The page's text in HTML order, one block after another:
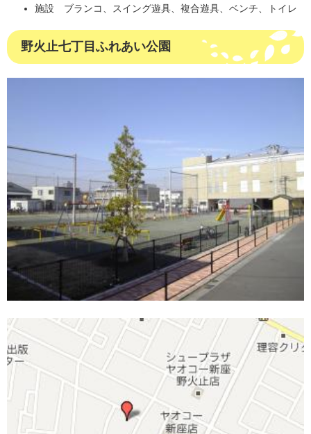
施設 ブランコ、スイング遊具、複合遊具、ベンチ、トイレ
野火止七丁目ふれあい公園